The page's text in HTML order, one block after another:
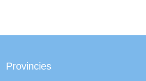
Provincies